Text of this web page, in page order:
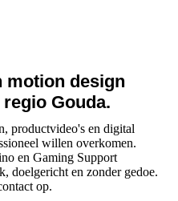
motion design
Gouda.
productvideo's en digital
willen overkomen.
en Gaming Support
doelgericht en zonder gedoe.
op.